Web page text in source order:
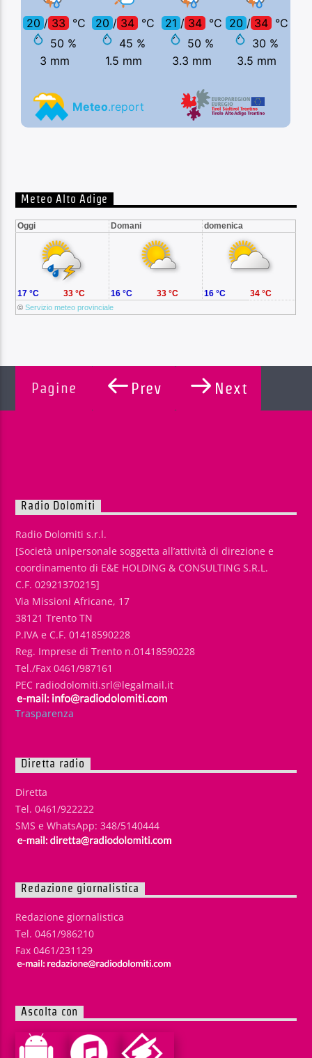
Meteo Alto Adige
Oggi Domani domenica
©Servizio meteo provinciale
17 °C 33 °C 16 °C 33 °C 16 °C 34 °C
Pagine Prev Next
Radio Dolomiti
Radio Dolomiti s.r.l.
[Società unipersonale soggetta all’attività di direzione e
coordinamento di E&E HOLDING & CONSULTING S.R.L.
C.F. 02921370215]
Via Missioni Africane, 17
38121 Trento TN
P.IVA e C.F. 01418590228
Reg. Imprese di Trento n.01418590228
Tel./Fax 0461/987161
PEC radiodolomiti.srl@legalmail.it
Trasparenza
Diretta radio
Diretta
Tel. 0461/922222
SMS e WhatsApp: 348/5140444
Redazione giornalistica
Redazione giornalistica
Tel. 0461/986210
Fax 0461/231129
Ascolta con